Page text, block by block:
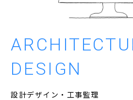
DESIGN
設計デザイン・工事監理